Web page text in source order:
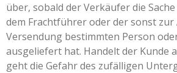
über, sobald der Verkäufer die
dem Frachtführer oder der sonst
Versendung bestimmten Person
ausgeliefert hat. Handelt der Kunde
geht die Gefahr des zufälligen